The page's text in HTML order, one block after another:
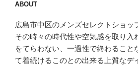
ABOUT
広島市中区のメンズセレクトショッ
その時々の時代性や空気感を取り入
をてらわない、一過性で終わること
て着続けるこのとの出来る上質なデ